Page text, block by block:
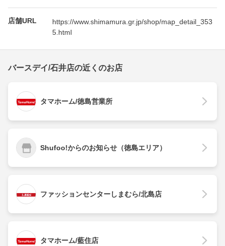
店舗URL
https://www.shimamura.gr.jp/shop/map_detail_353
5.html
バースデイ/石井店の近くのお店
タマホーム/徳島営業所
Shufoo!からのお知らせ（徳島エリア）
ファッションセンターしまむら/北島店
タマホーム/藍住店